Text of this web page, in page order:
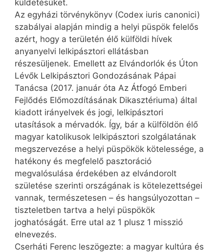
küldetésüket.
Az egyházi törvénykönyv (Co­dex iuris canonici)
szabályai alapján mindig a helyi püspök felelős
azért, hogy a területén élő külföldi hívek
anyanyelvi lelkipásztori ellátásban
részesüljenek. Emellett az Elvándorlók és Úton
Lévők Lelkipásztori Gondozásának Pápai
Tanácsa (2017. január óta Az Átfogó Emberi
Fejlődés Előmozdításának Dikasz­téri­u­ma) által
kiadott irányelvek és jogi, lelkipásztori
utasítások a mérvadók. Így, bár a külföldön élő
magyar katolikusok lelkipásztori szolgálatának
megszervezése a helyi püspökök kötelessége, a
hatékony és megfelelő pasztoráció
megvalósulása érdekében az elvándorolt
születése szerinti országának is kötelezettségei
vannak, természetesen – és hangsúlyozottan –
tiszteletben tartva a helyi püspökök
joghatóságát. Erre utal az 1 plusz 1 misszió
elnevezés.
Cserháti Ferenc leszögezte: a magyar kultúra és